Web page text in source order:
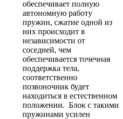
обеспечивает полную
автономную работу
пружин, сжатие одной из
них происходит в
независимости от
соседней, чем
обеспечивается точечная
поддержка тела,
соответственно
позвоночник будет
находиться в естественном
положении. Блок с такими
пружинами усилен